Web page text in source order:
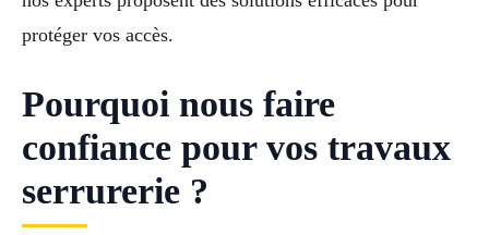
protéger vos accès.
Pourquoi nous faire
confiance pour vos travaux
serrurerie ?